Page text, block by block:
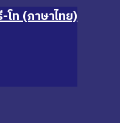
ท (ภาษาไทย)